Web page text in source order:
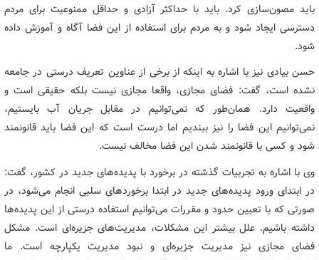
باید مصون‌سازی کرد. باید با حداکثر آزادی و حداقل ممنوعیت برای مردم
دسترسی ایجاد شود و به مردم برای استفاده از این فضا آگاه و آموزش داده
شود.
حسن بیادی نیز با اشاره به اینکه از برخی از عناوین تعریف درستی در جامعه
نشده است، گفت: فضای مجازی، واقعا مجازی نیست بلکه حقیقی است و
واقعیت دارد. همان‌طور که نمی‌توانیم در مقابل جریان آب بایستیم،
نمی‌توانیم این فضا را نیز ببندیم اما درست است که این فضا باید قانونمند
شود و کسی با قانونمند شدن این فضا مخالف نیست.
وی با اشاره به تجربیات گذشته در برخورد با پدیده‌های جدید در کشور، گفت:
در ابتدای ورود پدیده‌های جدید در ابتدا برخوردهای سلبی انجام می‌شود، در
صورتی که با تعیین حدود و مقررات می‌توانیم استفاده درستی از این پدیده‌ها
داشته باشیم. علل بیشتر این مشکلات، مدیریت‌های جزیره‌ای است. مشکل
فضای مجازی نیز مدیریت جزیره‌ای و نبود مدیریت یکپارچه است. ما